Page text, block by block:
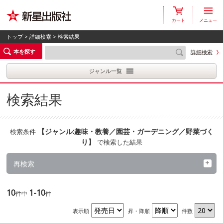
カート メニュー
トップ>詳細検索 > 検索結果
本を探す
詳細検索
ジャンル一覧
検索結果
検索条件【ジャンル:趣味・教養／園芸・ガーデニング／野菜づく
り 】 で検索した結果
再検索
10件中 1-10件
表示順 昇・降順 件数